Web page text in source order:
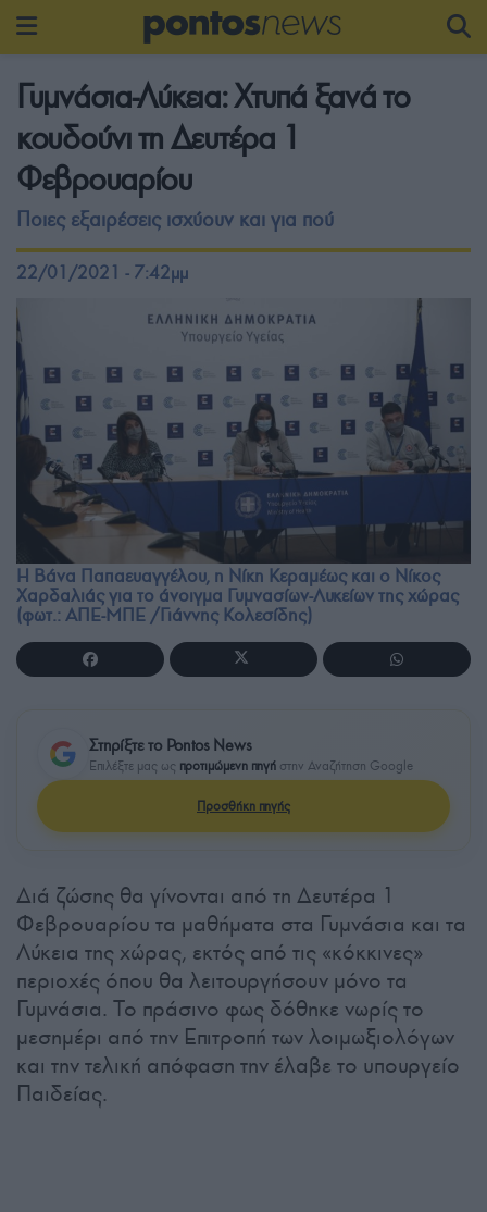
Γυμνάσια-Λύκεια: Χτυπά ξανά το
κουδούνι τη Δευτέρα 1
Φεβρουαρίου
Ποιες εξαιρέσεις ισχύουν και για πού
22/01/2021 - 7:42μμ
H Βάνα Παπαευαγγέλου, η Νίκη Κεραμέως και ο Νίκος
Χαρδαλιάς για το άνοιγμα Γυμνασίων-Λυκείων της χώρας
(φωτ.: ΑΠΕ-ΜΠΕ /Γιάννης Κολεσίδης)
Στηρίξτε το Pontos News
Επιλέξτε μας ως προτιμώμενη πηγή στην Αναζήτηση Google
Προσθήκη πηγής
Διά ζώσης θα γίνονται από τη Δευτέρα 1
Φεβρουαρίου τα μαθήματα στα Γυμνάσια και τα
Λύκεια της χώρας, εκτός από τις «κόκκινες»
περιοχές όπου θα λειτουργήσουν μόνο τα
Γυμνάσια. Το πράσινο φως δόθηκε νωρίς το
μεσημέρι από την Επιτροπή των λοιμωξιολόγων
και την τελική απόφαση την έλαβε το υπουργείο
Παιδείας.